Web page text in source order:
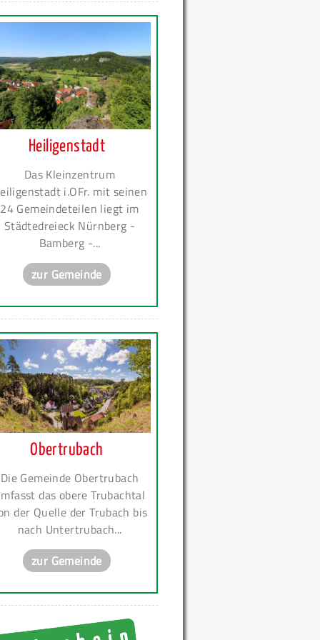
Heiligenstadt
Das Kleinzentrum
i.OFr. mit seinen
24 Gemeindeteilen liegt im
Städtedreieck Nürnberg -
Bamberg -...
zur Gemeinde
Obertrubach
Die Gemeinde Obertrubach
das obere Trubachtal
der Quelle der Trubach bis
nach Untertrubach...
zur Gemeinde